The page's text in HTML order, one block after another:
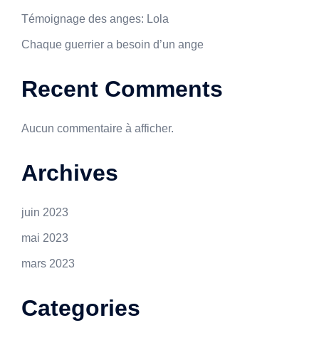
Témoignage des anges: Lola
Chaque guerrier a besoin d’un ange
Recent Comments
Aucun commentaire à afficher.
Archives
juin 2023
mai 2023
mars 2023
Categories